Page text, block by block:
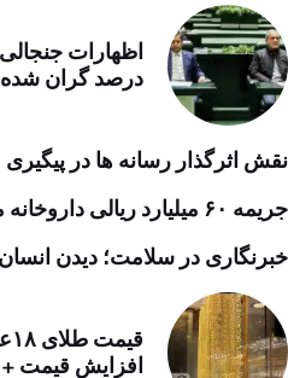
درصد گران
نقش اثرگذار رسانه ها در
جریمه ۶۰ میلیارد ریالی داروخانه متخلف
خبرنگاری در سلامت؛ دیدن
افزایش قیمت